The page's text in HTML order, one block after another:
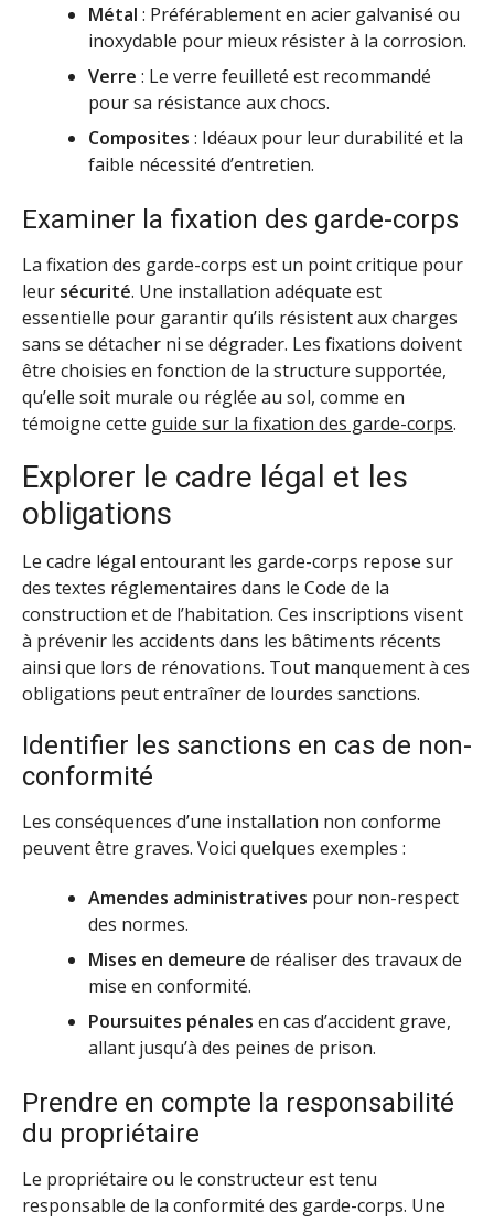
Métal : Préférablement en acier galvanisé ou
inoxydable pour mieux résister à la corrosion.
Verre : Le verre feuilleté est recommandé
pour sa résistance aux chocs.
Composites : Idéaux pour leur durabilité et la
faible nécessité d’entretien.
Examiner la fixation des garde-corps
La fixation des garde-corps est un point critique pour
leur sécurité. Une installation adéquate est
essentielle pour garantir qu’ils résistent aux charges
sans se détacher ni se dégrader. Les fixations doivent
être choisies en fonction de la structure supportée,
qu’elle soit murale ou réglée au sol, comme en
témoigne cette guide sur la fixation des garde-corps.
Explorer le cadre légal et les
obligations
Le cadre légal entourant les garde-corps repose sur
des textes réglementaires dans le Code de la
construction et de l’habitation. Ces inscriptions visent
à prévenir les accidents dans les bâtiments récents
ainsi que lors de rénovations. Tout manquement à ces
obligations peut entraîner de lourdes sanctions.
Identifier les sanctions en cas de non-
conformité
Les conséquences d’une installation non conforme
peuvent être graves. Voici quelques exemples :
Amendes administratives pour non-respect
des normes.
Mises en demeure de réaliser des travaux de
mise en conformité.
Poursuites pénales en cas d’accident grave,
allant jusqu’à des peines de prison.
Prendre en compte la responsabilité
du propriétaire
Le propriétaire ou le constructeur est tenu
responsable de la conformité des garde-corps. Une